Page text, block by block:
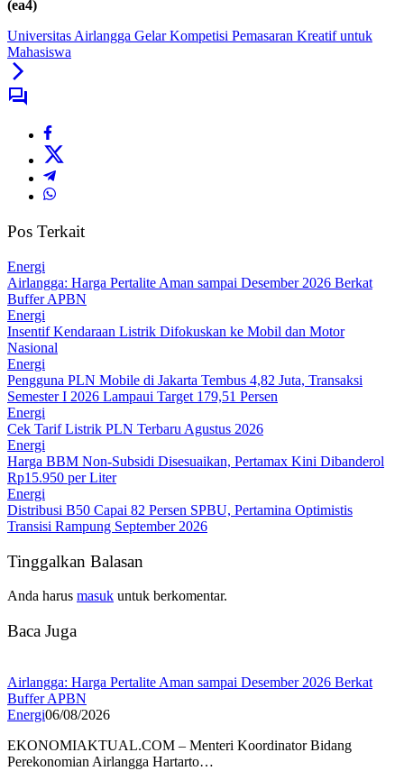
(ea4)
Universitas Airlangga Gelar Kompetisi Pemasaran Kreatif untuk
Mahasiswa
Pos Terkait
Energi
Airlangga: Harga Pertalite Aman sampai Desember 2026 Berkat
Buffer APBN
Energi
Insentif Kendaraan Listrik Difokuskan ke Mobil dan Motor
Nasional
Energi
Pengguna PLN Mobile di Jakarta Tembus 4,82 Juta, Transaksi
Semester I 2026 Lampaui Target 179,51 Persen
Energi
Cek Tarif Listrik PLN Terbaru Agustus 2026
Energi
Harga BBM Non-Subsidi Disesuaikan, Pertamax Kini Dibanderol
Rp15.950 per Liter
Energi
Distribusi B50 Capai 82 Persen SPBU, Pertamina Optimistis
Transisi Rampung September 2026
Tinggalkan Balasan
Anda harus masuk untuk berkomentar.
Baca Juga
Airlangga: Harga Pertalite Aman sampai Desember 2026 Berkat
Buffer APBN
Energi06/08/2026
EKONOMIAKTUAL.COM – Menteri Koordinator Bidang
Perekonomian Airlangga Hartarto…